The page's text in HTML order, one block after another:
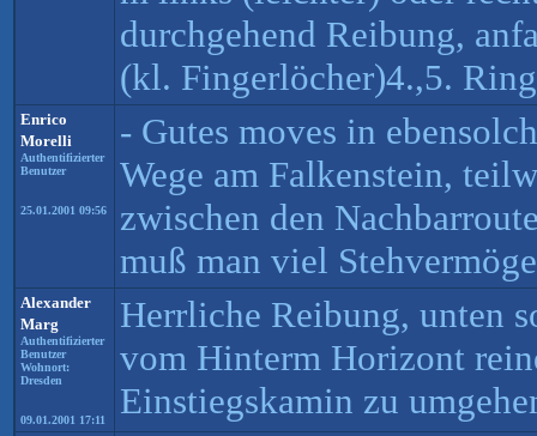
durchgehend Reibung,
(kl. Fingerlöcher)4.,5.
Enrico
Morelli
Authentifizierter
Benutzer
25.01.2001 09:56
- Gutes moves in
Wege am Falkenstein,
zwischen den
muß man viel
Alexander
Marg
Authentifizierter
Benutzer
Wohnort:
Dresden
09.01.2001 17:11
Herrliche Reibung, unten
vom Hinterm Horizont
Einstiegskamin zu